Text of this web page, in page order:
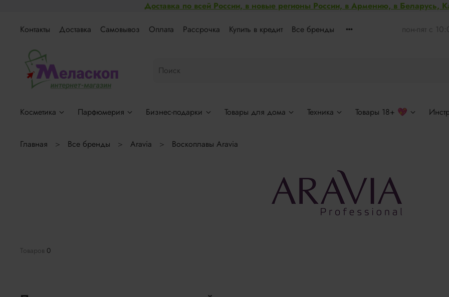
Доставка по всей России, в новые регионы России, в Армению, в Беларусь,
Контакты Доставка Самовывоз Оплата Рассрочка Купить в кредит Все бренды пон-пят с
Косметика Парфюмерия Бизнес-подарки Товары для дома Техника Товары 18+ 💖
Главная Все бренды Aravia Воскоплавы Aravia
Товаров 0